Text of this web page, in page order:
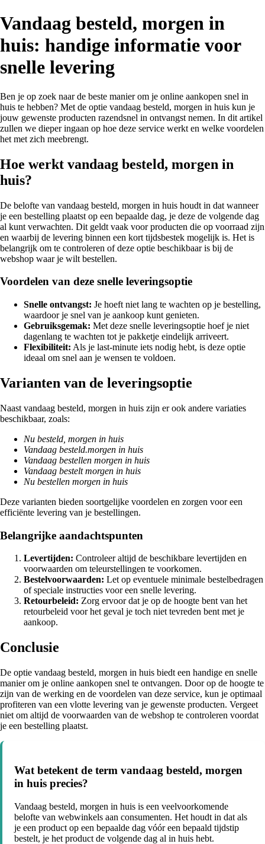
Vandaag besteld, morgen in
huis: handige informatie voor
snelle levering
Ben je op zoek naar de beste manier om je online aankopen snel in
huis te hebben? Met de optie vandaag besteld, morgen in huis kun je
jouw gewenste producten razendsnel in ontvangst nemen. In dit artikel
zullen we dieper ingaan op hoe deze service werkt en welke voordelen
het met zich meebrengt.
Hoe werkt vandaag besteld, morgen in
huis?
De belofte van vandaag besteld, morgen in huis houdt in dat wanneer
je een bestelling plaatst op een bepaalde dag, je deze de volgende dag
al kunt verwachten. Dit geldt vaak voor producten die op voorraad zijn
en waarbij de levering binnen een kort tijdsbestek mogelijk is. Het is
belangrijk om te controleren of deze optie beschikbaar is bij de
webshop waar je wilt bestellen.
Voordelen van deze snelle leveringsoptie
Snelle ontvangst: Je hoeft niet lang te wachten op je bestelling,
waardoor je snel van je aankoop kunt genieten.
Gebruiksgemak: Met deze snelle leveringsoptie hoef je niet
dagenlang te wachten tot je pakketje eindelijk arriveert.
Flexibiliteit: Als je last-minute iets nodig hebt, is deze optie
ideaal om snel aan je wensen te voldoen.
Varianten van de leveringsoptie
Naast vandaag besteld, morgen in huis zijn er ook andere variaties
beschikbaar, zoals:
Nu besteld, morgen in huis
Vandaag besteld.morgen in huis
Vandaag bestellen morgen in huis
Vandaag bestelt morgen in huis
Nu bestellen morgen in huis
Deze varianten bieden soortgelijke voordelen en zorgen voor een
efficiënte levering van je bestellingen.
Belangrijke aandachtspunten
Levertijden: Controleer altijd de beschikbare levertijden en
voorwaarden om teleurstellingen te voorkomen.
Bestelvoorwaarden: Let op eventuele minimale bestelbedragen
of speciale instructies voor een snelle levering.
Retourbeleid: Zorg ervoor dat je op de hoogte bent van het
retourbeleid voor het geval je toch niet tevreden bent met je
aankoop.
Conclusie
De optie vandaag besteld, morgen in huis biedt een handige en snelle
manier om je online aankopen snel te ontvangen. Door op de hoogte te
zijn van de werking en de voordelen van deze service, kun je optimaal
profiteren van een vlotte levering van je gewenste producten. Vergeet
niet om altijd de voorwaarden van de webshop te controleren voordat
je een bestelling plaatst.
Wat betekent de term vandaag besteld, morgen
in huis precies?
Vandaag besteld, morgen in huis is een veelvoorkomende
belofte van webwinkels aan consumenten. Het houdt in dat als
je een product op een bepaalde dag vóór een bepaald tijdstip
bestelt, je het product de volgende dag al in huis hebt.